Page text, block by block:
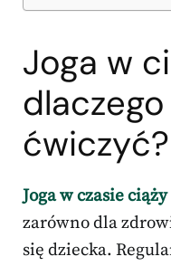
Joga w
ćwiczyć?
Joga w czasie ciąży
zarówno dla
się dziecka.